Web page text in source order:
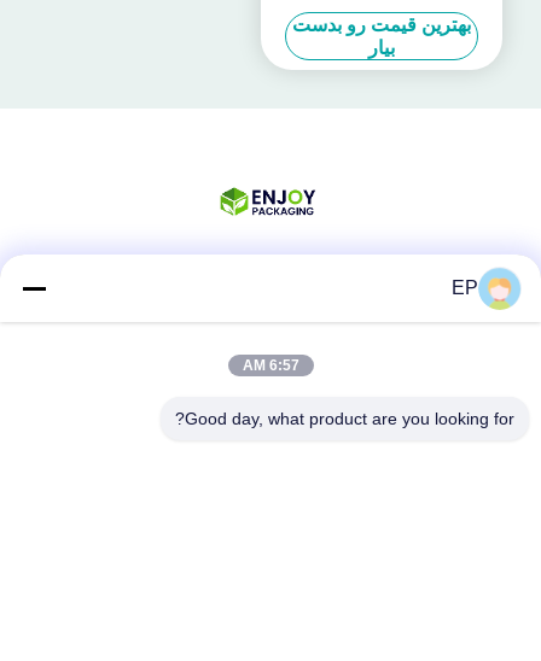
سیم بندش ابزار
بهترین قیمت رو بدست
بیار
تماس سریع
EP
6:57 AM
Good day, what product are you looking for?